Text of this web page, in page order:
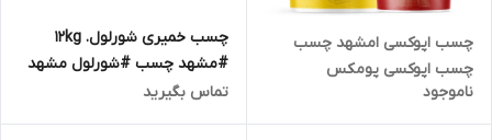
چسب اپوکسی امشهد چسب
چسب اپوکسی پومکس
ناموجود
چسب خمیری شورلول. 12kg
#مشهد چسب #شورلول مشهد
#چسب مشهد
تماس بگیرید